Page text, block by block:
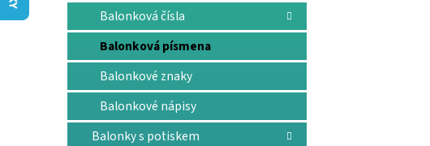
l
Balonková čísla
Balonková písmena
Balonkové znaky
Balonkové nápisy
Balonky s potiskem